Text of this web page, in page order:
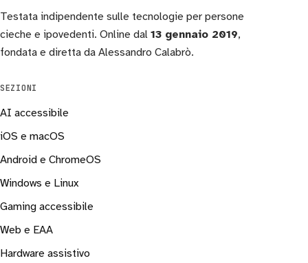
Testata indipendente sulle tecnologie per persone
cieche e ipovedenti. Online dal 13 gennaio 2019,
fondata e diretta da Alessandro Calabrò.
SEZIONI
AI accessibile
iOS e macOS
Android e ChromeOS
Windows e Linux
Gaming accessibile
Web e EAA
Hardware assistivo